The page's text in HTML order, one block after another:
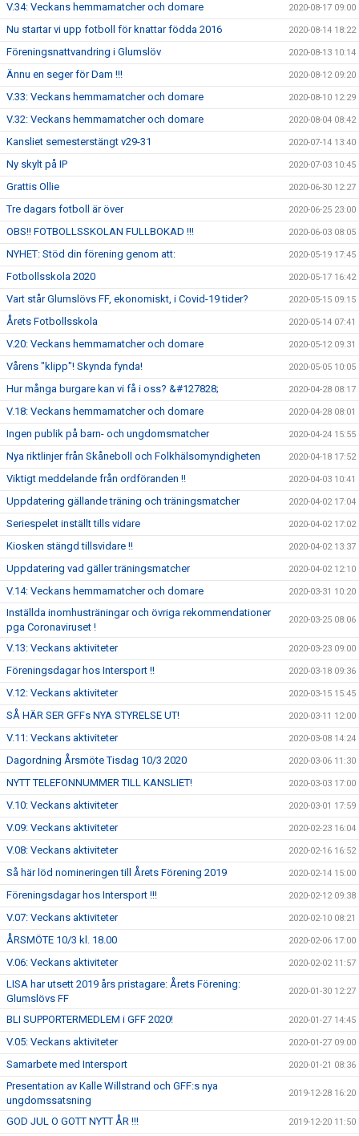
V.34: Veckans hemmamatcher och domare 2020-08-17 09:00
Nu startar vi upp fotboll för knattar födda 2016 2020-08-14 18:22
Föreningsnattvandring i Glumslöv 2020-08-13 10:14
Ännu en seger för Dam !!! 2020-08-12 09:20
V.33: Veckans hemmamatcher och domare 2020-08-10 12:29
V.32: Veckans hemmamatcher och domare 2020-08-04 08:42
Kansliet semesterstängt v29-31 2020-07-14 13:40
Ny skylt på IP 2020-07-03 10:45
Grattis Ollie 2020-06-30 12:27
Tre dagars fotboll är över 2020-06-25 23:00
OBS!! FOTBOLLSSKOLAN FULLBOKAD !!! 2020-06-03 08:05
NYHET: Stöd din förening genom att: 2020-05-19 17:45
Fotbollsskola 2020 2020-05-17 16:42
Vart står Glumslövs FF, ekonomiskt, i Covid-19 tider? 2020-05-15 09:15
Årets Fotbollsskola 2020-05-14 07:41
V.20: Veckans hemmamatcher och domare 2020-05-12 09:31
Vårens "klipp"! Skynda fynda! 2020-05-05 10:05
Hur många burgare kan vi få i oss? &#127828; 2020-04-28 08:17
V.18: Veckans hemmamatcher och domare 2020-04-28 08:01
Ingen publik på barn- och ungdomsmatcher 2020-04-24 15:55
Nya riktlinjer från Skåneboll och Folkhälsomyndigheten 2020-04-18 17:52
Viktigt meddelande från ordföranden !! 2020-04-03 10:41
Uppdatering gällande träning och träningsmatcher 2020-04-02 17:04
Seriespelet inställt tills vidare 2020-04-02 17:02
Kiosken stängd tillsvidare !! 2020-04-02 13:37
Uppdatering vad gäller träningsmatcher 2020-04-02 12:10
V.14: Veckans hemmamatcher och domare 2020-03-31 10:20
Inställda inomhusträningar och övriga rekommendationer
pga Coronaviruset !
2020-03-25 08:06
V.13: Veckans aktiviteter 2020-03-23 09:00
Föreningsdagar hos Intersport !! 2020-03-18 09:36
V.12: Veckans aktiviteter 2020-03-15 15:45
SÅ HÄR SER GFFs NYA STYRELSE UT! 2020-03-11 12:00
V.11: Veckans aktiviteter 2020-03-08 14:24
Dagordning Årsmöte Tisdag 10/3 2020 2020-03-06 11:30
NYTT TELEFONNUMMER TILL KANSLIET! 2020-03-03 17:00
V.10: Veckans aktiviteter 2020-03-01 17:59
V.09: Veckans aktiviteter 2020-02-23 16:04
V.08: Veckans aktiviteter 2020-02-16 16:52
Så här löd nomineringen till Årets Förening 2019 2020-02-14 15:00
Föreningsdagar hos Intersport !!! 2020-02-12 09:38
V.07: Veckans aktiviteter 2020-02-10 08:21
ÅRSMÖTE 10/3 kl. 18.00 2020-02-06 17:00
V.06: Veckans aktiviteter 2020-02-02 11:57
LISA har utsett 2019 års pristagare: Årets Förening:
Glumslövs FF
2020-01-30 12:27
BLI SUPPORTERMEDLEM i GFF 2020! 2020-01-27 14:45
V.05: Veckans aktiviteter 2020-01-27 09:00
Samarbete med Intersport 2020-01-21 08:36
Presentation av Kalle Willstrand och GFF:s nya
ungdomssatsning
2019-12-28 16:20
GOD JUL O GOTT NYTT ÅR !!! 2019-12-20 11:50